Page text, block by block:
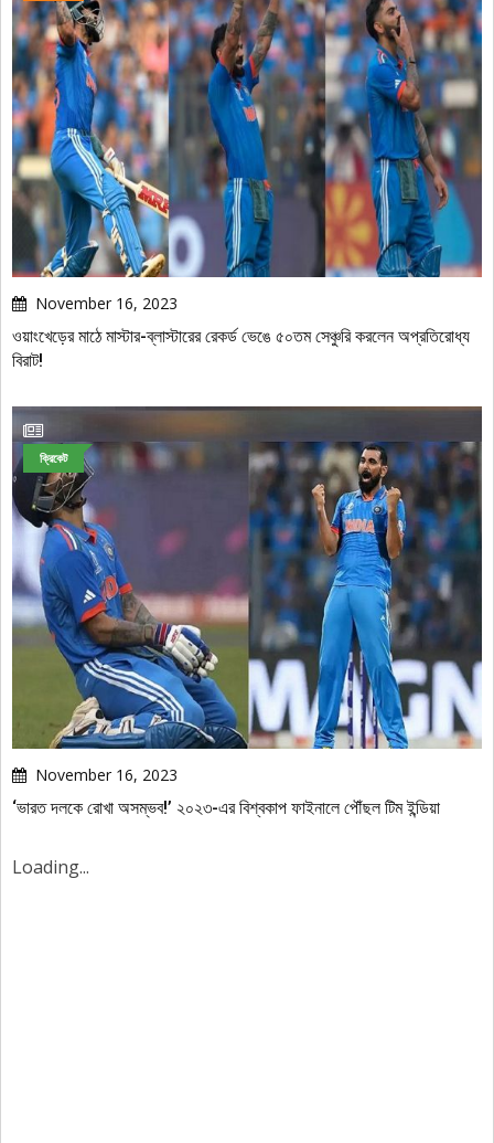
November 16, 2023
ওয়াংখেড়ের মাঠে মাস্টার-ব্লাস্টারের রেকর্ড ভেঙে ৫০তম সেঞ্চুরি করলেন অপ্রতিরোধ্য
বিরাট!
ক্রিকেট
November 16, 2023
‘ভারত দলকে রোখা অসম্ভব!’ ২০২৩-এর বিশ্বকাপ ফাইনালে পৌঁছল টিম ইন্ডিয়া
Loading...